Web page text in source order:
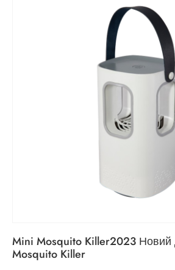
Mini Mosquito Killer2023 Новий
Mosquito Killer